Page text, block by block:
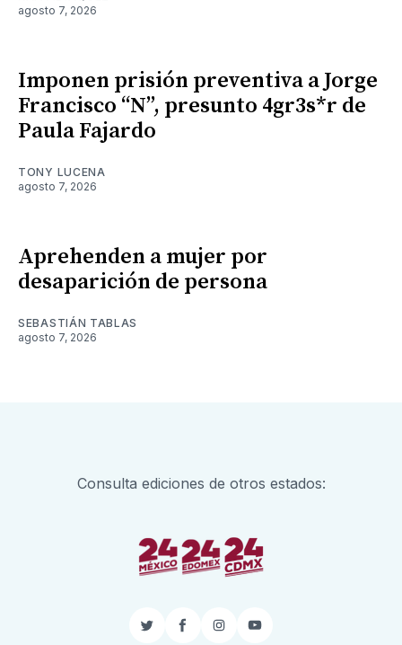
agosto 7, 2026
Imponen prisión preventiva a Jorge
Francisco “N”, presunto 4gr3s*r de
Paula Fajardo
TONY LUCENA
agosto 7, 2026
Aprehenden a mujer por
desaparición de persona
SEBASTIÁN TABLAS
agosto 7, 2026
Consulta ediciones de otros estados:
TwitterFacebook
InstagramYouTube